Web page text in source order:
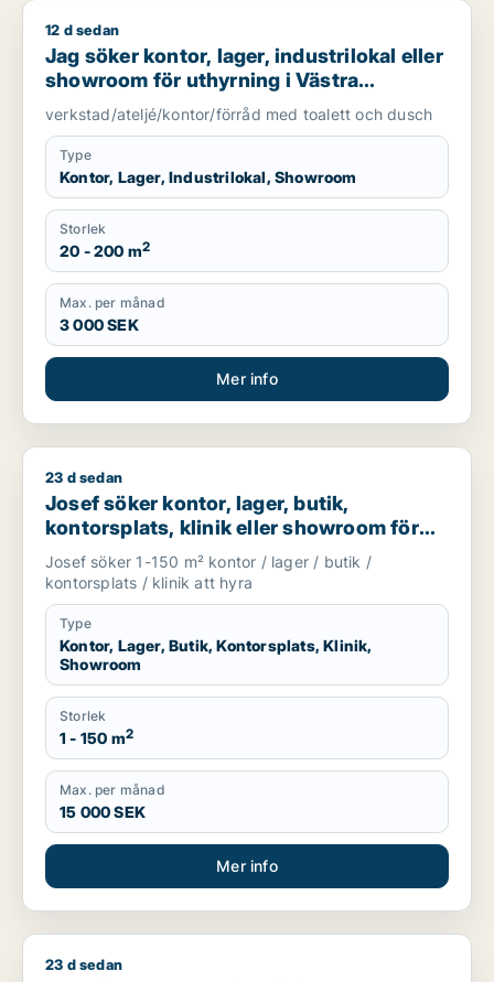
Jag söker kontor, lager, industrilokal eller showroom för
12 d sedan
Jag söker kontor, lager, industrilokal eller
showroom för uthyrning i Västra
Götaland
verkstad/ateljé/kontor/förråd med toalett och dusch
Type
Kontor, Lager, Industrilokal, Showroom
Storlek
20 - 200 m2
Max. per månad
3 000 SEK
Mer info
Josef söker kontor, lager, butik, kontorsplats, klinik eller
23 d sedan
Josef söker kontor, lager, butik,
kontorsplats, klinik eller showroom för
uthyrning i Göteborg
Josef söker 1-150 m² kontor / lager / butik /
kontorsplats / klinik att hyra
Type
Kontor, Lager, Butik, Kontorsplats, Klinik,
Showroom
Storlek
1 - 150 m2
Max. per månad
15 000 SEK
Mer info
Jag söker lager, butik, klinik, restauranglokal,
23 d sedan